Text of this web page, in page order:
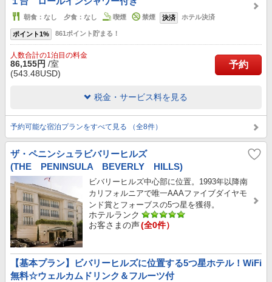
朝食：なし 夕食：なし 喫煙 禁煙 決済 ホテル決済
ポイント1% 861ポイント貯まる！
人数合計の1泊目の料金
86,155円 /室
(543.48USD)
予約
税金・サービス料を見る
予約可能な宿泊プランをすべて見る （全8件）
ザ・ペニンシュラビバリーヒルズ
(THE PENINSULA BEVERLY HILLS)
ビバリーヒルズ中心部に位置。1993年以降南
カリフォルニアで唯一AAAファイブダイヤモ
ンド賞とフォーブスの5つ星を獲得。
ホテルランク
お客さまの声(全0件）
【基本プラン】ビバリーヒルズに位置する5つ星ホテル！WiFi
無料☆ウェルカムドリンク＆フルーツ付